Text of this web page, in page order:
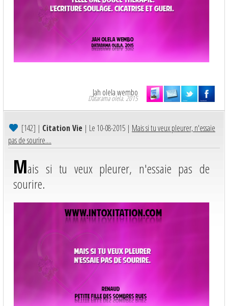
Jah olela wembo
Datarama olela. 2015
[142] | Citation Vie | Le 10-08-2015 | Mais si tu veux pleurer, n'essaie
pas de sourire....
Mais si tu veux pleurer, n'essaie pas de
sourire.